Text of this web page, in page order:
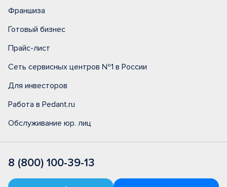
Франшиза
Готовый бизнес
Прайс-лист
Сеть сервисных центров №1 в России
Для инвесторов
Работа в Pedant.ru
Обслуживание юр. лиц
8 (800) 100-39-13